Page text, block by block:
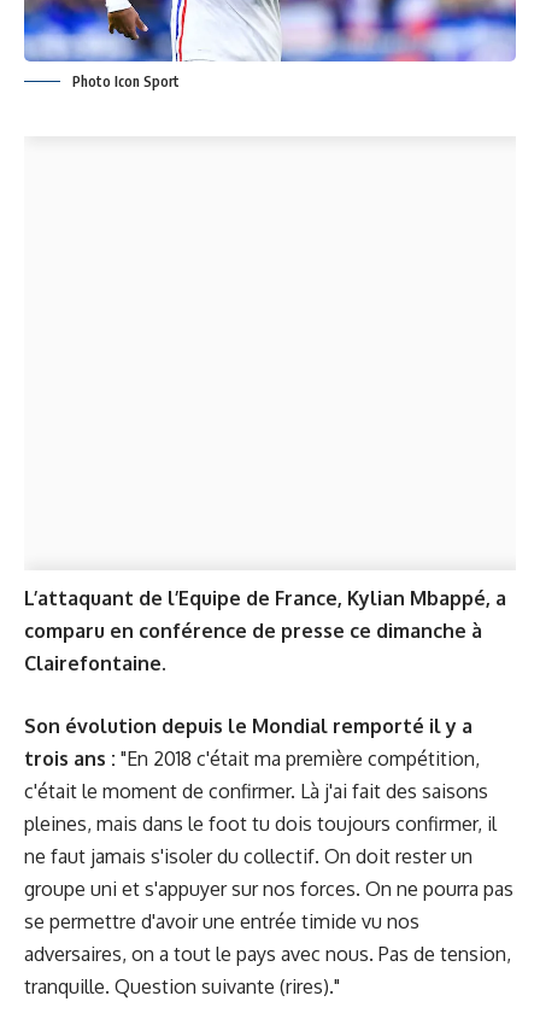
Photo Icon Sport
L’attaquant de l’Equipe de France, Kylian Mbappé, a
comparu en conférence de presse ce dimanche à
Clairefontaine.
Son évolution depuis le Mondial remporté il y a
trois ans : "En 2018 c'était ma première compétition,
c'était le moment de confirmer. Là j'ai fait des saisons
pleines, mais dans le foot tu dois toujours confirmer, il
ne faut jamais s'isoler du collectif. On doit rester un
groupe uni et s'appuyer sur nos forces. On ne pourra pas
se permettre d'avoir une entrée timide vu nos
adversaires, on a tout le pays avec nous. Pas de tension,
tranquille. Question suivante (rires)."